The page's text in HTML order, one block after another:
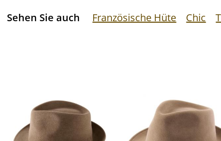
Sehen Sie auch Französische Hüte Chic